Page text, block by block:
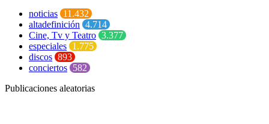
noticias 11.432
altadefinición 4.714
Cine, Tv y Teatro 3.377
especiales 1.775
discos 893
conciertos 582
Publicaciones aleatorias